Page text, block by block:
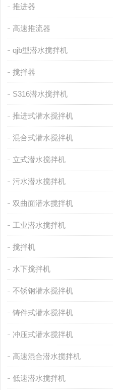
推进器
高速推流器
qjb型潜水搅拌机
搅拌器
S316潜水搅拌机
推进式潜水搅拌机
混合式潜水搅拌机
立式潜水搅拌机
污水潜水搅拌机
双曲面潜水搅拌机
工业潜水搅拌机
搅拌机
水下搅拌机
不锈钢潜水搅拌机
铸件式潜水搅拌机
冲压式潜水搅拌机
高速混合潜水搅拌机
低速潜水搅拌机